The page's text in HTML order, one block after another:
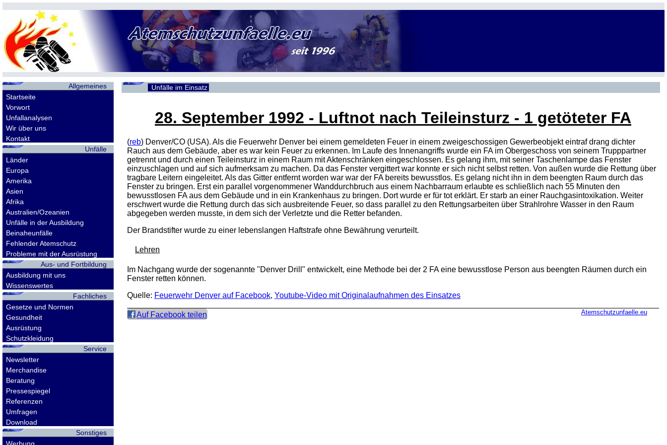
Allgemeines
Startseite
Vorwort
Unfallanalysen
Wir über uns
Kontakt
Unfälle
Länder
Europa
Amerika
Asien
Afrika
Australien/Ozeanien
Unfälle in der Ausbildung
Beinaheunfälle
Fehlender Atemschutz
Probleme mit der Ausrüstung
Aus- und Fortbildung
Ausbildung mit uns
Wissenswertes
Fachliches
Gesetze und Normen
Gesundheit
Ausrüstung
Schutzkleidung
Service
Newsletter
Merchandise
Beratung
Pressespiegel
Referenzen
Umfragen
Download
Sonstiges
Unfälle im Einsatz
28. September 1992 - Luftnot nach Teileinsturz - 1 getöteter FA
(reb) Denver/CO (USA). Als die Feuerwehr Denver bei einem gemeldeten Feuer in einem zweigeschossigen Gewerbeobjekt eintraf drang dichter
Rauch aus dem Gebäude, aber es war kein Feuer zu erkennen. Im Laufe des Innenangriffs wurde ein FA im Obergeschoss von seinem Trupppartner
getrennt und durch einen Teileinsturz in einem Raum mit Aktenschränken eingeschlossen. Es gelang ihm, mit seiner Taschenlampe das Fenster
einzuschlagen und auf sich aufmerksam zu machen. Da das Fenster vergittert war konnte er sich nicht selbst retten. Von außen wurde die Rettung über
tragbare Leitern eingeleitet. Als das Gitter entfernt worden war war der FA bereits bewusstlos. Es gelang nicht ihn in dem beengten Raum durch das
Fenster zu bringen. Erst ein parallel vorgenommener Wanddurchbruch aus einem Nachbarraum erlaubte es schließlich nach 55 Minuten den
bewusstlosen FA aus dem Gebäude und in ein Krankenhaus zu bringen. Dort wurde er für tot erklärt. Er starb an einer Rauchgasintoxikation. Weiter
erschwert wurde die Rettung durch das sich ausbreitende Feuer, so dass parallel zu den Rettungsarbeiten über Strahlrohre Wasser in den Raum
abgegeben werden musste, in dem sich der Verletzte und die Retter befanden.
Der Brandstifter wurde zu einer lebenslangen Haftstrafe ohne Bewährung verurteilt.
Lehren
Im Nachgang wurde der sogenannte "Denver Drill" entwickelt, eine Methode bei der 2 FA eine bewusstlose Person aus beengten Räumen durch ein
Fenster retten können.
Quelle: Feuerwehr Denver auf Facebook, Youtube-Video mit Originalaufnahmen des Einsatzes
Auf Facebook teilen Atemschutzunfaelle.eu